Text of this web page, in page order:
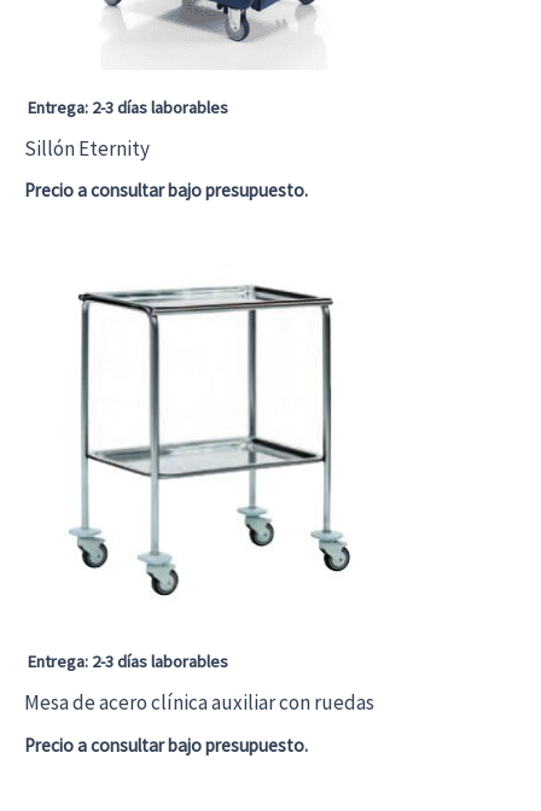
Entrega: 2-3 días laborables
Sillón Eternity
Precio a consultar bajo presupuesto.
Entrega: 2-3 días laborables
Mesa de acero clínica auxiliar con ruedas
Precio a consultar bajo presupuesto.